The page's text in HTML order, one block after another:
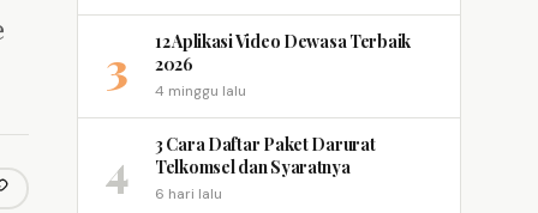
link
3
12 Aplikasi Video Dewasa Terbaik
2026
4 minggu lalu
4
3 Cara Daftar Paket Darurat
Telkomsel dan Syaratnya
6 hari lalu